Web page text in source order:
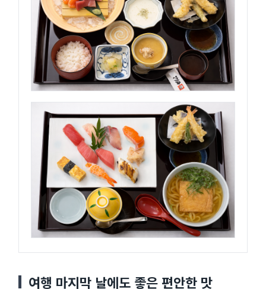
여행 마지막 날에도 좋은 편안한 맛